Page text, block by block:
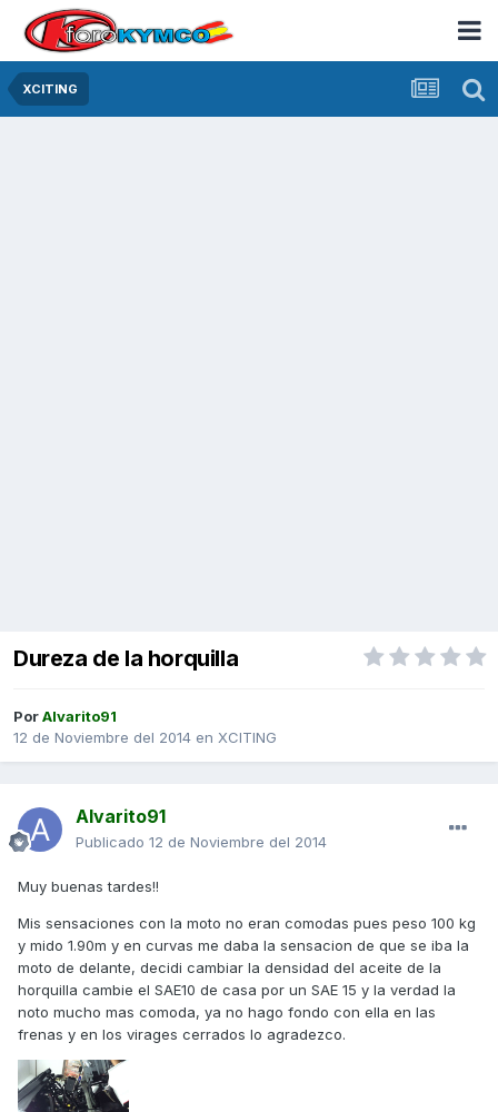
XCITING
Dureza de la horquilla
PorAlvarito91
12 de Noviembre del 2014 en XCITING
Alvarito91
Publicado 12 de Noviembre del 2014
Muy buenas tardes!!
Mis sensaciones con la moto no eran comodas pues peso 100 kg
y mido 1.90m y en curvas me daba la sensacion de que se iba la
moto de delante, decidi cambiar la densidad del aceite de la
horquilla cambie el SAE10 de casa por un SAE 15 y la verdad la
noto mucho mas comoda, ya no hago fondo con ella en las
frenas y en los virages cerrados lo agradezco.